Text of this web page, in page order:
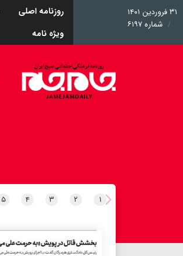
۳۱ فروردین ۱۴۰۱
شماره ۶۱۹۷
روزنامه اصلی
ویژه نامه
۱ ۲ ۳ ۴ ۵